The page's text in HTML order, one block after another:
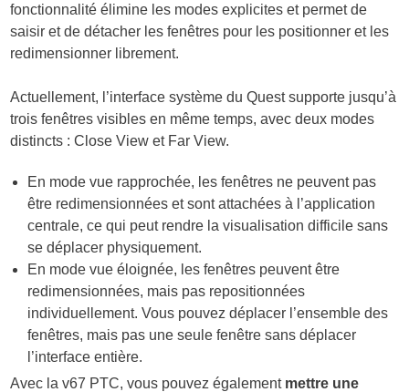
fonctionnalité élimine les modes explicites et permet de
saisir et de détacher les fenêtres pour les positionner et les
redimensionner librement.
Actuellement, l’interface système du Quest supporte jusqu’à
trois fenêtres visibles en même temps, avec deux modes
distincts : Close View et Far View.
En mode vue rapprochée, les fenêtres ne peuvent pas
être redimensionnées et sont attachées à l’application
centrale, ce qui peut rendre la visualisation difficile sans
se déplacer physiquement.
En mode vue éloignée, les fenêtres peuvent être
redimensionnées, mais pas repositionnées
individuellement. Vous pouvez déplacer l’ensemble des
fenêtres, mais pas une seule fenêtre sans déplacer
l’interface entière.
Avec la v67 PTC, vous pouvez égalementmettre une